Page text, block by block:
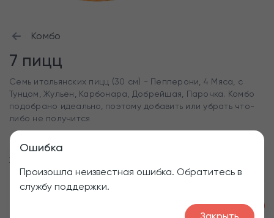
Ошибка
Произошла неизвестная ошибка. Обратитесь в
службу поддержки.
Закрыть
Комбо
7 пицц
Семь итальянских пицц (30 см) - Пепперони, 4 Мяса, с
Тунцом, Жульен, Карбонара, Добрейшая, Парочка. Комбо
подобрано идеально, поэтому добавить или убрать что-
либо не получится
3685 г
3699 ₽